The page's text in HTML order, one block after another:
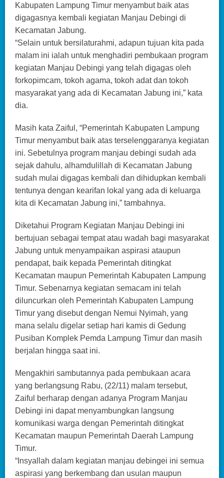
Kabupaten Lampung Timur menyambut baik atas
digagasnya kembali kegiatan Manjau Debingi di
Kecamatan Jabung.
“Selain untuk bersilaturahmi, adapun tujuan kita pada
malam ini ialah untuk menghadiri pembukaan program
kegiatan Manjau Debingi yang telah digagas oleh
forkopimcam, tokoh agama, tokoh adat dan tokoh
masyarakat yang ada di Kecamatan Jabung ini,” kata
dia.
Masih kata Zaiful, “Pemerintah Kabupaten Lampung
Timur menyambut baik atas terselenggaranya kegiatan
ini. Sebetulnya program manjau debingi sudah ada
sejak dahulu, alhamdulillah di Kecamatan Jabung
sudah mulai digagas kembali dan dihidupkan kembali
tentunya dengan kearifan lokal yang ada di keluarga
kita di Kecamatan Jabung ini,” tambahnya.
Diketahui Program Kegiatan Manjau Debingi ini
bertujuan sebagai tempat atau wadah bagi masyarakat
Jabung untuk menyampaikan aspirasi ataupun
pendapat, baik kepada Pemerintah ditingkat
Kecamatan maupun Pemerintah Kabupaten Lampung
Timur. Sebenarnya kegiatan semacam ini telah
diluncurkan oleh Pemerintah Kabupaten Lampung
Timur yang disebut dengan Nemui Nyimah, yang
mana selalu digelar setiap hari kamis di Gedung
Pusiban Komplek Pemda Lampung Timur dan masih
berjalan hingga saat ini.
Mengakhiri sambutannya pada pembukaan acara
yang berlangsung Rabu, (22/11) malam tersebut,
Zaiful berharap dengan adanya Program Manjau
Debingi ini dapat menyambungkan langsung
komunikasi warga dengan Pemerintah ditingkat
Kecamatan maupun Pemerintah Daerah Lampung
Timur.
“Insyallah dalam kegiatan manjau debingei ini semua
aspirasi yang berkembang dan usulan maupun